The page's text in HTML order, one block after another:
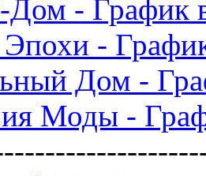
- График
-
Дом -
Моды -